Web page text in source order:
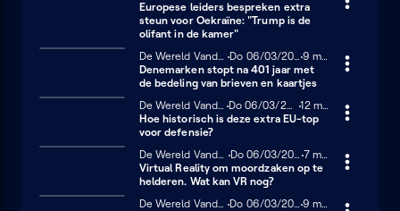
Europese leiders bespreken extra
steun voor Oekraïne: "Trump is de
olifant in de kamer"
De Wereld Vandaag Donderdag 6 maart 2025
Do 06/03/2025 9 minuten
9 min
Denemarken stopt na 401 jaar met
de bedeling van brieven en kaartjes
De Wereld Vandaag Donderdag 6 maart 2025
Do 06/03/2025 12 minuten
12 min
Hoe historisch is deze extra EU-top
voor defensie?
De Wereld Vandaag Donderdag 6 maart 2025
Do 06/03/2025 7 minuten
7 min
Virtual Reality om moordzaken op te
helderen. Wat kan VR nog?
De Wereld Vandaag Donderdag 6 maart 2025
Do 06/03/2025 9 minuten
9 min